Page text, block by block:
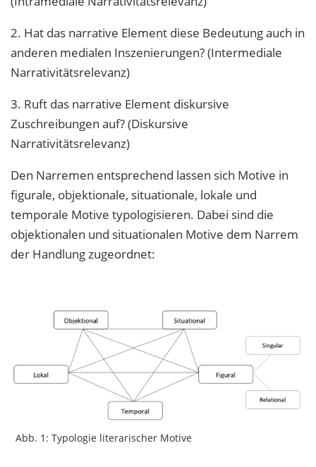
2. Hat das narrative Element diese Bedeutung auch in
anderen medialen Inszenierungen? (Intermediale
Narrativitätsrelevanz)
3. Ruft das narrative Element diskursive
Zuschreibungen auf? (Diskursive
Narrativitätsrelevanz)
Den Narremen entsprechend lassen sich Motive in
figurale, objektionale, situationale, lokale und
temporale Motive typologisieren. Dabei sind die
objektionalen und situationalen Motive dem Narrem
der Handlung zugeordnet:
Abb. 1: Typologie literarischer Motive